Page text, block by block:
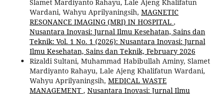
Slamet Mardiyanto Rahayu, Lale Ajeng Khalifatun
Wardani, Wahyu Aprilyaningsih, MAGNETIC
RESONANCE IMAGING (MRI) IN HOSPITAL ,
Nusantara Inovasi: Jurnal Ilmu Kesehatan, Sains dan
Teknik: Vol. 1 No. 1 (2026): Nusantara Inovasi: Jurnal
Ilmu Kesehatan, Sains dan Teknik, February 2026
Rizaldi Sultani, Muhammad Habibullah Aminy, Slamet
Mardiyanto Rahayu, Lale Ajeng Khalifatun Wardani,
Wahyu Aprilyaningsih, MEDICAL WASTE
MANAGEMENT , Nusantara Inovasi: Jurnal Ilmu